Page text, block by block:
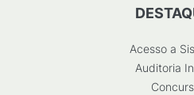
Acesso a
Auditoria